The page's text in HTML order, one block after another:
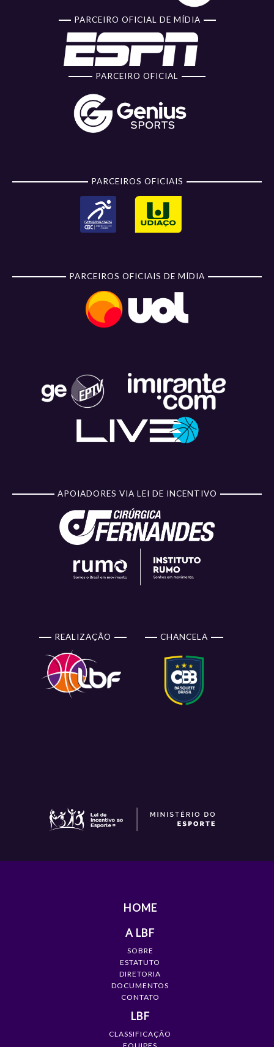
PARCEIRO OFICIAL DE MÍDIA
PARCEIRO OFICIAL
PARCEIROS OFICIAIS
PARCEIROS OFICIAIS DE MÍDIA
APOIADORES VIA LEI DE INCENTIVO
REALIZAÇÃO CHANCELA
HOME
A LBF
SOBRE
ESTATUTO
DIRETORIA
DOCUMENTOS
CONTATO
LBF
CLASSIFICAÇÃO